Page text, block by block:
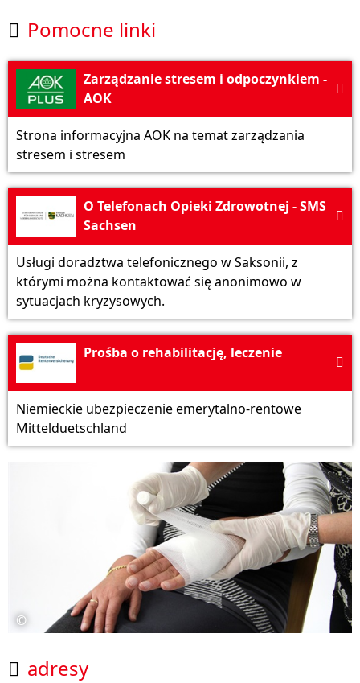
 Pomocne linki
Zarządzanie stresem i odpoczynkiem -
AOK

Strona informacyjna AOK na temat zarządzania
stresem i stresem
O Telefonach Opieki Zdrowotnej - SMS
Sachsen

Usługi doradztwa telefonicznego w Saksonii, z
którymi można kontaktować się anonimowo w
sytuacjach kryzysowych.
Prośba o rehabilitację, leczenie

Niemieckie ubezpieczenie emerytalno-rentowe
Mittelduetschland
©
 adresy